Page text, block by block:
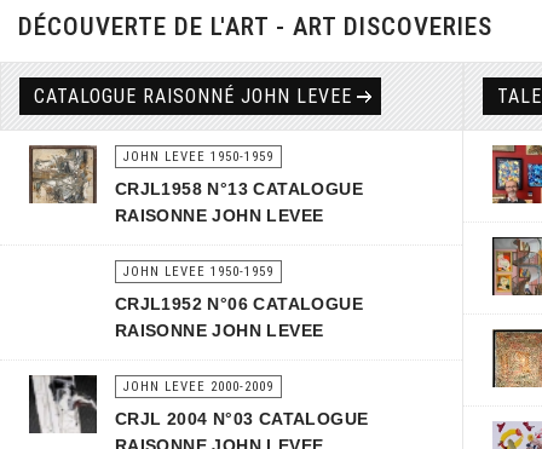
DÉCOUVERTE DE L'ART - ART DISCOVERIES
CATALOGUE RAISONNÉ JOHN LEVEE
JOHN LEVEE 1950-1959
CRJL1958 N°13 CATALOGUE
RAISONNE JOHN LEVEE
JOHN LEVEE 1950-1959
CRJL1952 N°06 CATALOGUE
RAISONNE JOHN LEVEE
JOHN LEVEE 2000-2009
CRJL 2004 N°03 CATALOGUE